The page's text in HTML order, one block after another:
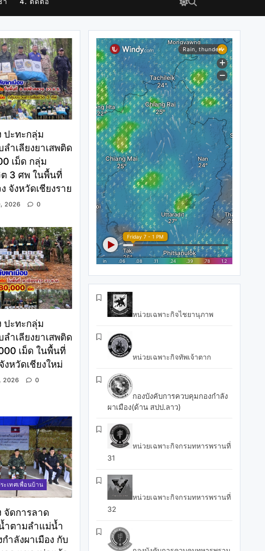
ปะทะกลุ่ม
ำเลียงยาเสพติด
เม็ด กลุ่ม
3 ศพ ในพื้นที่
จังหวัดเชียงราย
2026 0
ปะทะกลุ่ม
ำเลียงยาเสพติด
เม็ด ในพื้นที่
งหวัดเชียงใหม่
2026 0
ะเทศเพื่อนบ้าน
จัดการลาด
ำตามลำแม่น้ำ
ำลังผาเมือง กับ
หน่วยเฉพาะกิจไชยานุภาพ
หน่วยเฉพาะกิจทัพเจ้าตาก
กองบังคับการควบคุมกองกำลัง
ผาเมือง(ด้าน สปป.ลาว)
หน่วยเฉพาะกิจกรมทหารพรานที่
31
หน่วยเฉพาะกิจกรมทหารพรานที่
32